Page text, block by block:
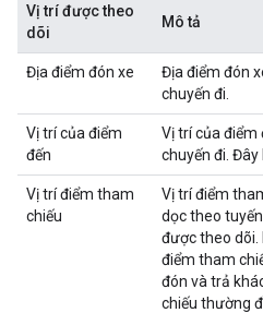
Vị trí được theo
dõi
Mô tả
Địa điểm đón xe
Địa điểm đón
chuyến đi.
Vị trí của điểm
đến
Vị trí của điểm
chuyến đi. Đây
Vị trí điểm tham
chiếu
Vị trí điểm
dọc theo
được theo dõi.
điểm tham
đón và trả
chiếu thường